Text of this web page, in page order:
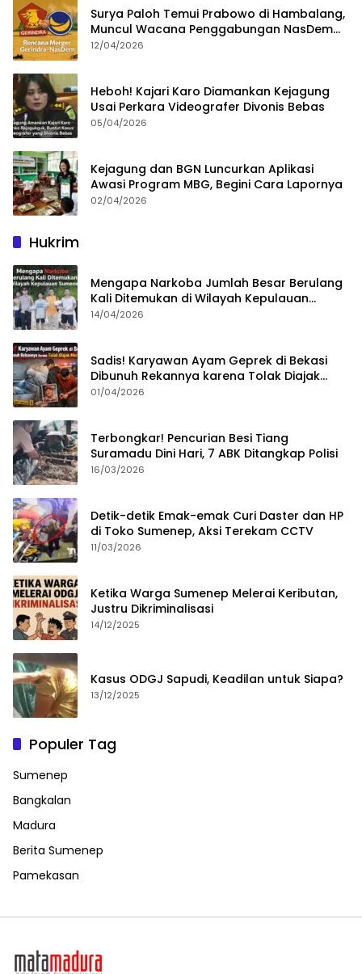
Surya Paloh Temui Prabowo di Hambalang,
Muncul Wacana Penggabungan NasDem
dan Gerindra
12/04/2026
Heboh! Kajari Karo Diamankan Kejagung
Usai Perkara Videografer Divonis Bebas
05/04/2026
Kejagung dan BGN Luncurkan Aplikasi
Awasi Program MBG, Begini Cara Lapornya
02/04/2026
Hukrim
Mengapa Narkoba Jumlah Besar Berulang
Kali Ditemukan di Wilayah Kepulauan
Sumenep?
14/04/2026
Sadis! Karyawan Ayam Geprek di Bekasi
Dibunuh Rekannya karena Tolak Diajak
Merampok Majikan
01/04/2026
Terbongkar! Pencurian Besi Tiang
Suramadu Dini Hari, 7 ABK Ditangkap Polisi
16/03/2026
Detik-detik Emak-emak Curi Daster dan HP
di Toko Sumenep, Aksi Terekam CCTV
11/03/2026
Ketika Warga Sumenep Melerai Keributan,
Justru Dikriminalisasi
14/12/2025
Kasus ODGJ Sapudi, Keadilan untuk Siapa?
13/12/2025
Populer Tag
Sumenep
Bangkalan
Madura
Berita Sumenep
Pamekasan